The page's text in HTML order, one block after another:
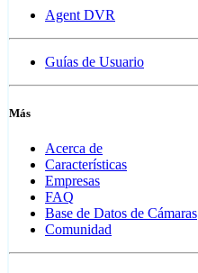
Agent DVR
Guías de Usuario
Más
Acerca de
Características
Empresas
FAQ
Base de Datos de Cámaras
Comunidad